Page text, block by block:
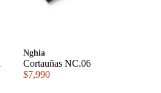
Nghia
Cortauñas NC.06
$7,990